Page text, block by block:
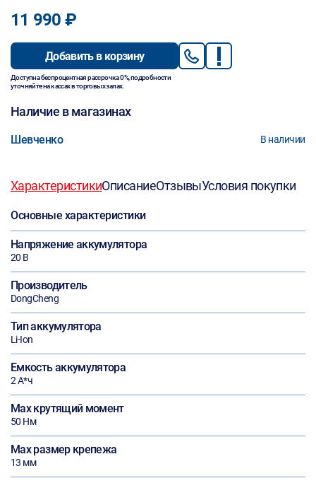
11 990 ₽
Добавить в корзину
Доступна беспроцентная рассрочка 0%, подробности
уточняйте на кассах в торговых залах.
Наличие в магазинах
Шевченко В наличии
ХарактеристикиОписаниеОтзывыУсловия покупки
Основные характеристики
Напряжение аккумулятора
20 В
Производитель
DongCheng
Тип аккумулятора
Li-Ion
Емкость аккумулятора
2 А*ч
Max крутящий момент
50 Нм
Max размер крепежа
13 мм